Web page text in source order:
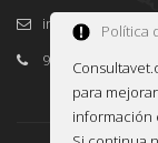
91 995 38 25
Política
para
información